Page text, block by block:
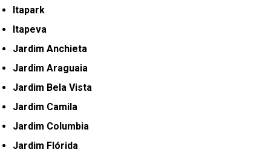
Itapark
Itapeva
Jardim Anchieta
Jardim Araguaia
Jardim Bela Vista
Jardim Camila
Jardim Columbia
Jardim Flórida